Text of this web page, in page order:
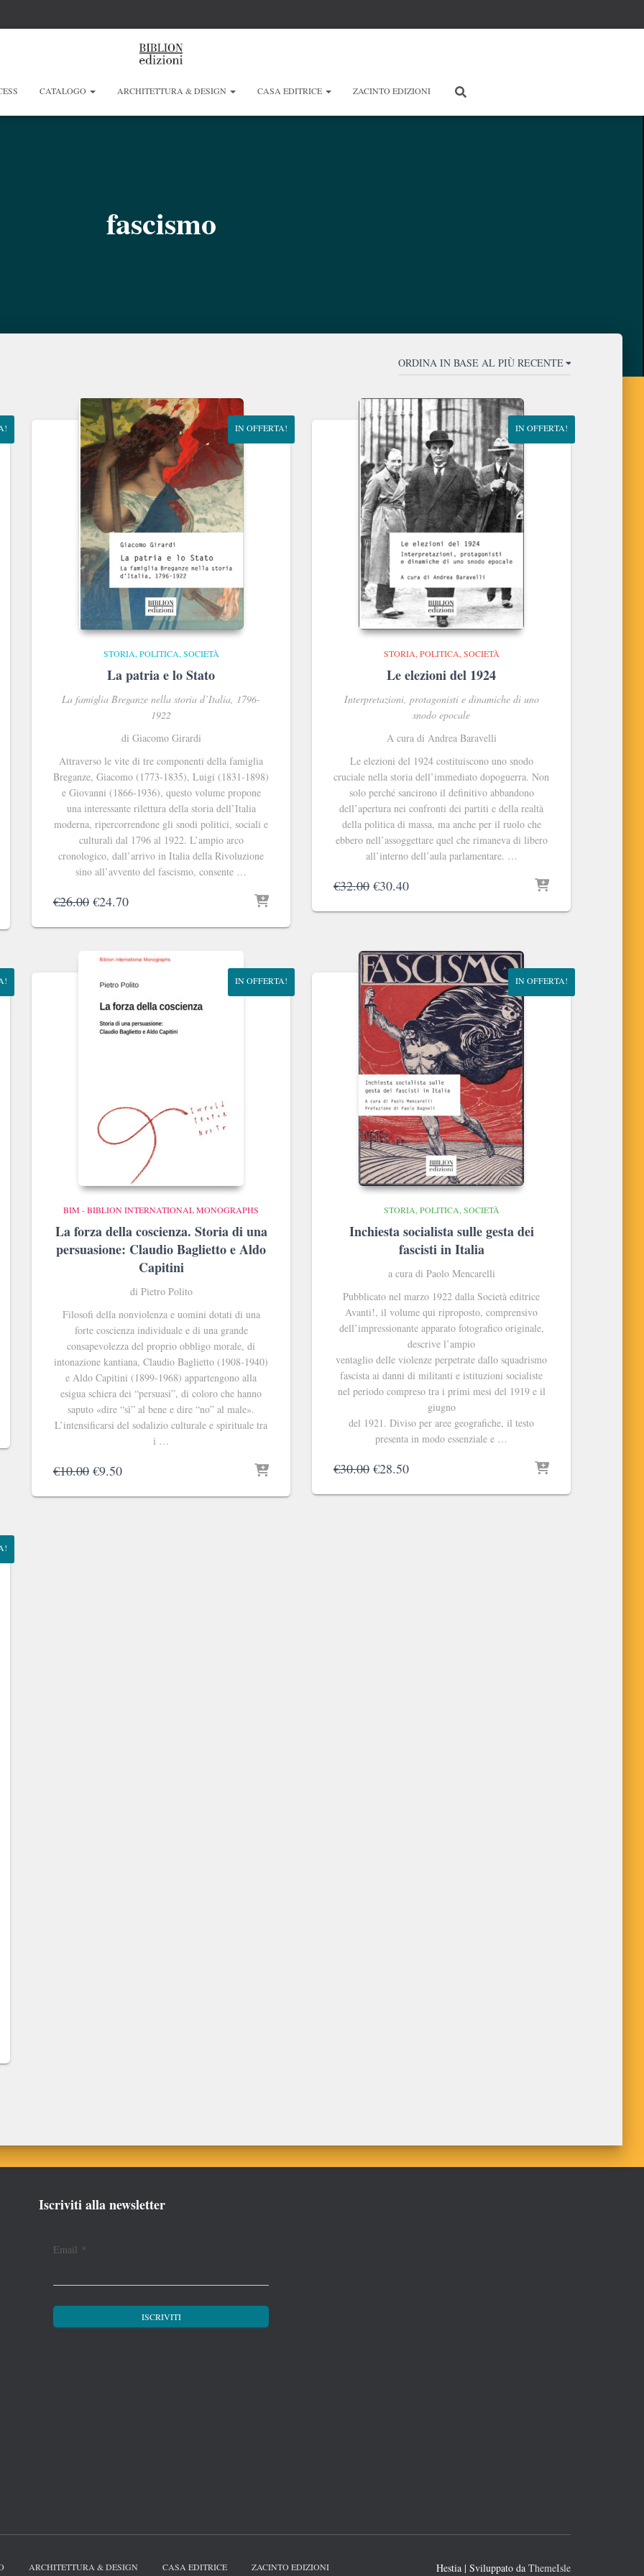
CATALOGO ARCHITETTURA & DESIGN CASA EDITRICE ZACINTO EDIZIONI
fascismo
IN OFFERTA!
STORIA, POLITICA, SOCIETÀ
La patria e lo Stato
La famiglia Breganze nella storia d’Italia, 1796-
1922
di Giacomo Girardi
Attraverso le vite di tre componenti della famiglia
Breganze, Giacomo (1773-1835), Luigi (1831-1898)
e Giovanni (1866-1936), questo volume propone
una interessante rilettura della storia dell’Italia
moderna, ripercorrendone gli snodi politici, sociali e
culturali dal 1796 al 1922. L’ampio arco
cronologico, dall’arrivo in Italia della Rivoluzione
sino all’avvento del fascismo, consente …
€26.00 Il
originale
€26.00.
€24.70Il
attuale
€24.70.
IN OFFERTA!
STORIA, POLITICA, SOCIETÀ
Le elezioni del 1924
Interpretazioni, protagonisti e dinamiche di uno
snodo epocale
A cura di Andrea Baravelli
Le elezioni del 1924 costituiscono uno snodo
cruciale nella storia dell’immediato dopoguerra. Non
solo perché sancirono il definitivo abbandono
dell’apertura nei confronti dei partiti e della realtà
della politica di massa, ma anche per il ruolo che
ebbero nell’assoggettare quel che rimaneva di libero
all’interno dell’aula parlamentare. …
€32.00 Il
originale
€30.40Il
attuale
IN OFFERTA!
BIM - BIBLION INTERNATIONAL MONOGRAPHS
La forza della coscienza. Storia di una
persuasione: Claudio Baglietto e Aldo
Capitini
di Pietro Polito
Filosofi della nonviolenza e uomini dotati di una
forte coscienza individuale e di una grande
consapevolezza del proprio obbligo morale, di
intonazione kantiana, Claudio Baglietto (1908-1940)
e Aldo Capitini (1899-1968) appartengono alla
esigua schiera dei “persuasi”, di coloro che hanno
saputo «dire “sì” al bene e dire “no” al male».
L’intensificarsi del sodalizio culturale e spirituale tra
i …
€10.00 Il
originale
€9.50Il
attuale
IN OFFERTA!
STORIA, POLITICA, SOCIETÀ
Inchiesta socialista sulle gesta dei
fascisti in Italia
a cura di Paolo Mencarelli
Pubblicato nel marzo 1922 dalla Società editrice
Avanti!, il volume qui riproposto, comprensivo
dell’impressionante apparato fotografico originale,
descrive l’ampio
ventaglio delle violenze perpetrate dallo squadrismo
fascista ai danni di militanti e istituzioni socialiste
nel periodo compreso tra i primi mesi del 1919 e il
giugno
del 1921. Diviso per aree geografiche, il testo
presenta in modo essenziale e …
€30.00 Il
originale
€28.50Il
attuale
Iscriviti alla newsletter
Email *
ARCHITETTURA & DESIGN CASA EDITRICE ZACINTO EDIZIONI Hestia | Sviluppato da ThemeIsle